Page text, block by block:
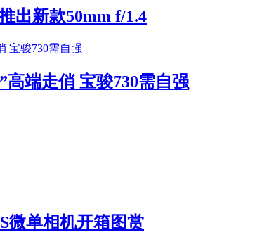
出新款50mm f/1.4
端走俏 宝骏730需自强
微单相机开箱图赏